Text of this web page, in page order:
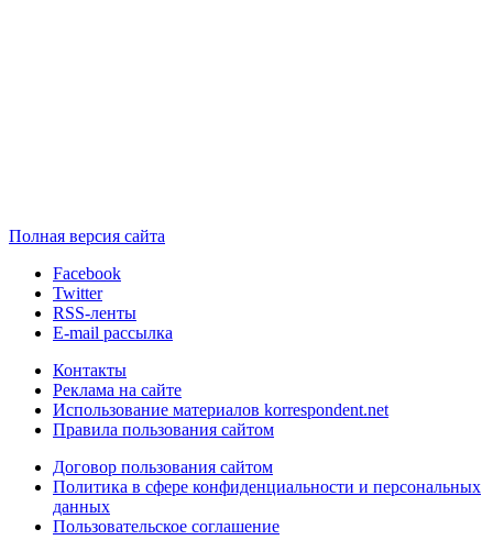
Полная версия сайта
Facebook
Twitter
RSS-ленты
E-mail рассылка
Контакты
Реклама на сайте
Использование материалов korrespondent.net
Правила пользования сайтом
Договор пользования сайтом
Политика в сфере конфиденциальности и персональных
данных
Пользовательское соглашение